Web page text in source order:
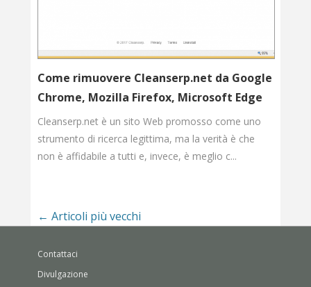
Come rimuovere Cleanserp.net da Google
Chrome, Mozilla Firefox, Microsoft Edge
Cleanserp.net è un sito Web promosso come uno
strumento di ricerca legittima, ma la verità è che
non è affidabile a tutti e, invece, è meglio c...
← Articoli più vecchi
Contattaci
Divulgazione